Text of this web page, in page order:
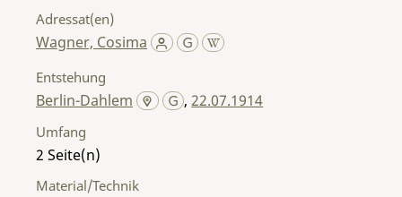
Adressat(en)
Wagner, Cosima
Entstehung
Berlin-Dahlem ,22.07.1914
Umfang
2
Material/Technik